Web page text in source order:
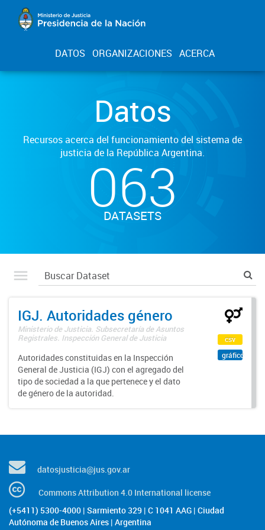
DATOS ORGANIZACIONES ACERCA
Datos
Recursos acerca del funcionamiento del sistema de
justicia de la República Argentina.
063
DATASETS
IGJ. Autoridades género
Ministerio de Justicia. Subsecretaría de Asuntos
Registrales. Inspección General de Justicia
Autoridades constituidas en la Inspección
General de Justicia (IGJ) con el agregado del
tipo de sociedad a la que pertenece y el dato
de género de la autoridad.
csv
gráfico
datosjusticia@jus.gov.ar
Commons Attribution 4.0 International license
(+5411) 5300-4000 | Sarmiento 329 | C 1041 AAG | Ciudad
Autónoma de Buenos Aires | Argentina